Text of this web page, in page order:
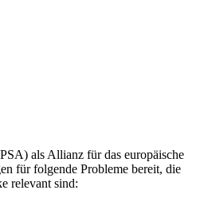
als Allianz für das europäische
für folgende Probleme bereit, die
relevant sind: